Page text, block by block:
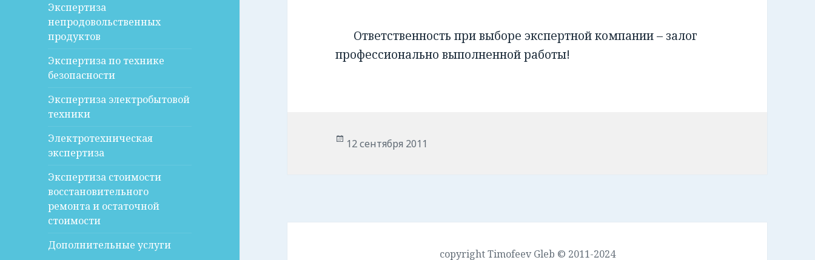
Экспертиза
непродовольственных
продуктов
Экспертиза по технике
безопасности
Экспертиза электробытовой
техники
Электротехническая
экспертиза
Экспертиза стоимости
восстановительного
ремонта и остаточной
стоимости
Дополнительные услуги
Ответственность при выборе экспертной компании – залог
профессионально выполненной работы!
Опубликовано
12 сентября 2011
copyright Timofeev Gleb © 2011-2024